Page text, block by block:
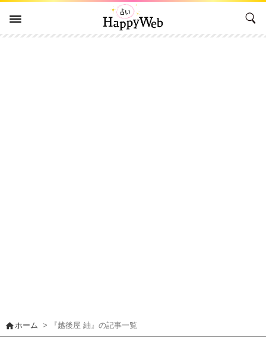
homeホーム > 『越後屋 紬』の記事一覧